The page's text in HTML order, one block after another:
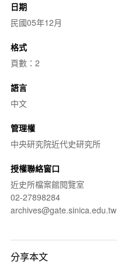
日期
民國05年12月
格式
頁數：2
語言
中文
管理權
中央研究院近代史研究所
授權聯絡窗口
近史所檔案館閱覽室
02-27898284
archives@gate.sinica.edu.tw
分享本文